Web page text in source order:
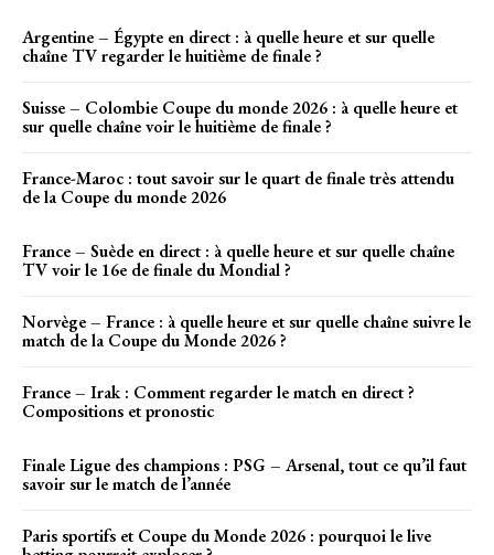
Argentine – Égypte en direct : à quelle heure et sur quelle
chaîne TV regarder le huitième de finale ?
Suisse – Colombie Coupe du monde 2026 : à quelle heure et
sur quelle chaîne voir le huitième de finale ?
France-Maroc : tout savoir sur le quart de finale très attendu
de la Coupe du monde 2026
France – Suède en direct : à quelle heure et sur quelle chaîne
TV voir le 16e de finale du Mondial ?
Norvège – France : à quelle heure et sur quelle chaîne suivre le
match de la Coupe du Monde 2026 ?
France – Irak : Comment regarder le match en direct ?
Compositions et pronostic
Finale Ligue des champions : PSG – Arsenal, tout ce qu’il faut
savoir sur le match de l’année
Paris sportifs et Coupe du Monde 2026 : pourquoi le live